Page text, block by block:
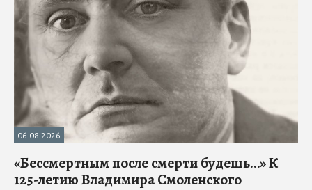
06.08.2026
«Бессмертным после смерти будешь…» К
125-летию Владимира Смоленского